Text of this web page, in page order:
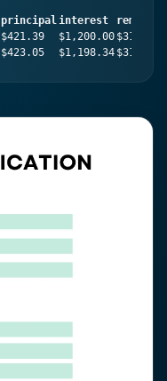
principalinterest
$421.39 $1,200.00
$423.05 $1,198.34